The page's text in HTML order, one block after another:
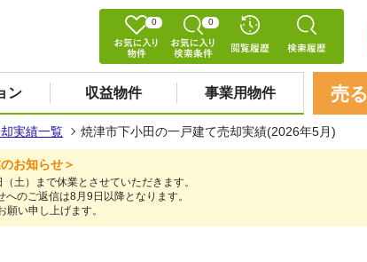
0 0
ン 収益物件 事業用物件 売る
実績一覧 焼津市下小田の一戸建て売却実績(2026年5月)
お知らせ＞
土）まで休業とさせていただきます。
のご返信は8月9日以降となります。
願い申し上げます。